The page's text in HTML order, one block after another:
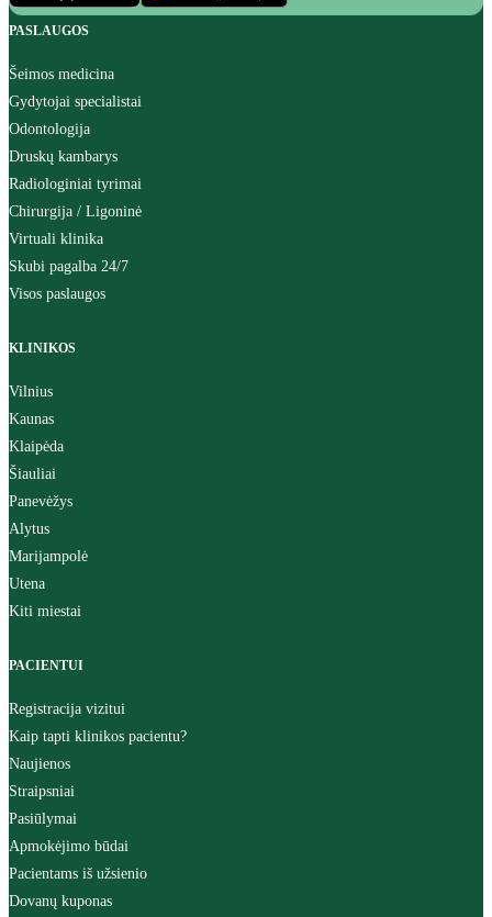
PASLAUGOS
Šeimos medicina
Gydytojai specialistai
Odontologija
Druskų kambarys
Radiologiniai tyrimai
Chirurgija / Ligoninė
Virtuali klinika
Skubi pagalba 24/7
Visos paslaugos
KLINIKOS
Vilnius
Kaunas
Klaipėda
Šiauliai
Panevėžys
Alytus
Marijampolė
Utena
Kiti miestai
PACIENTUI
Registracija vizitui
Kaip tapti klinikos pacientu?
Naujienos
Straipsniai
Pasiūlymai
Apmokėjimo būdai
Pacientams iš užsienio
Dovanų kuponas